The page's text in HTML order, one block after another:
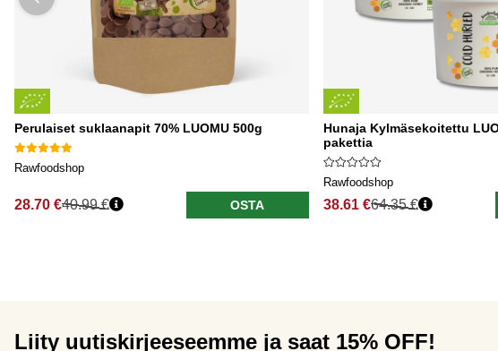
Perulaiset suklaanapit 70% LUOMU 500g
Rawfoodshop
28.70 €40.99 € OSTA
Hunaja Kylmäsekoitettu
pakettia
Rawfoodshop
38.61 €64.35 €
Liity uutiskirjeeseemme ja saat 15% OFF!